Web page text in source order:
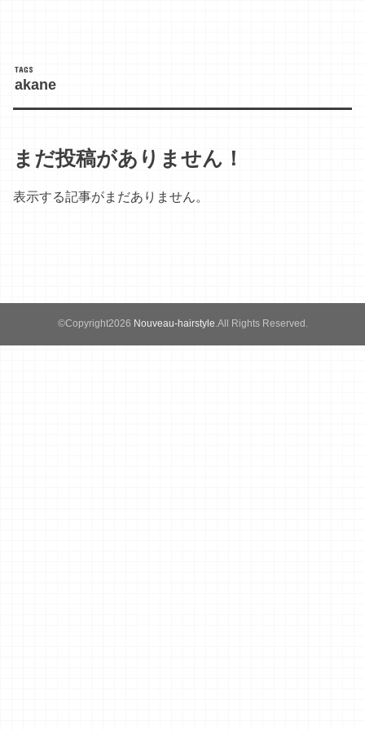
akane
まだ投稿がありません！
表示する記事がまだありません。
©Copyright2026 Nouveau-hairstyle.All Rights Reserved.